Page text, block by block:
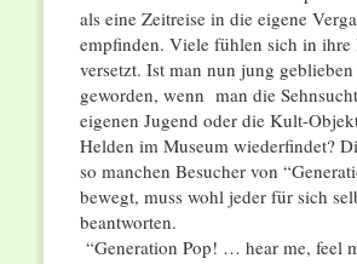
als eine Zeitreise in die eigene
empfinden. Viele fühlen sich in ihre
versetzt. Ist man nun jung
geworden, wenn man die
eigenen Jugend oder die Kult-
Helden im Museum wiederfindet?
so manchen Besucher von
bewegt, muss wohl jeder für sich
beantworten.
“Generation Pop! … hear me, feel